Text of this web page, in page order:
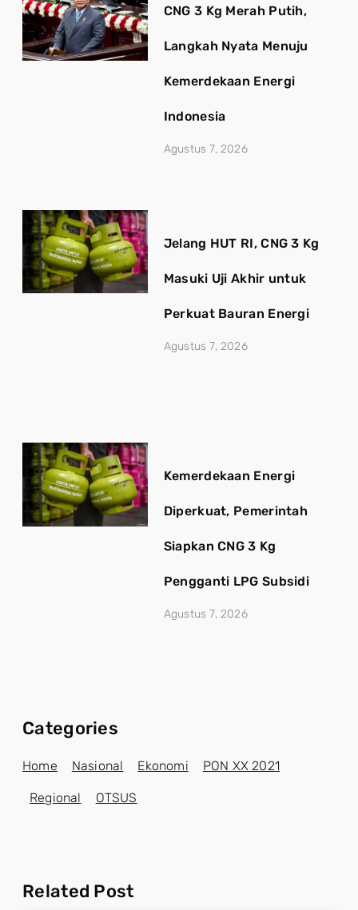
CNG 3 Kg Merah Putih,
Langkah Nyata Menuju
Kemerdekaan Energi
Indonesia
Agustus 7, 2026
Jelang HUT RI, CNG 3 Kg
Masuki Uji Akhir untuk
Perkuat Bauran Energi
Agustus 7, 2026
Kemerdekaan Energi
Diperkuat, Pemerintah
Siapkan CNG 3 Kg
Pengganti LPG Subsidi
Agustus 7, 2026
Categories
Home Nasional Ekonomi PON XX 2021
Regional OTSUS
Related Post